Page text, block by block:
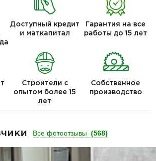
Доступный кредит
и маткапитал
Гарантия на все
работы до 15 лет
Строители с
опытом более 15
лет
Собственное
производство
Все фотоотзывы (568)